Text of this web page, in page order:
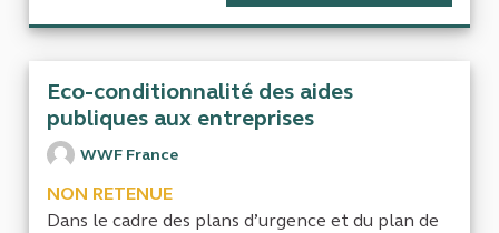
Eco-conditionnalité des aides
publiques aux entreprises
WWF France
NON RETENUE
Dans le cadre des plans d’urgence et du plan de